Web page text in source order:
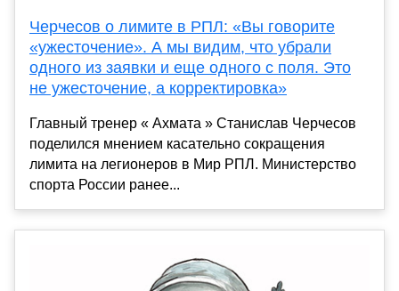
Черчесов о лимите в РПЛ: «Вы говорите
«ужесточение». А мы видим, что убрали
одного из заявки и еще одного с поля. Это
не ужесточение, а корректировка»
Главный тренер « Ахмата » Станислав Черчесов
поделился мнением касательно сокращения
лимита на легионеров в Мир РПЛ. Министерство
спорта России ранее...